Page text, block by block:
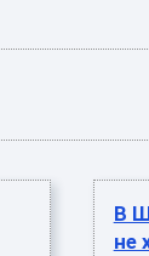
В
не